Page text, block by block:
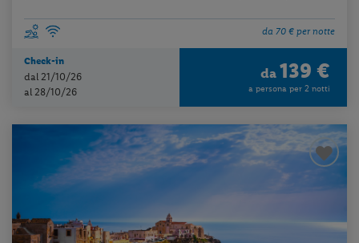
da 70 € per notte
Check-in
dal 21/10/26
al 28/10/26
da 139 €
a persona per 2 notti